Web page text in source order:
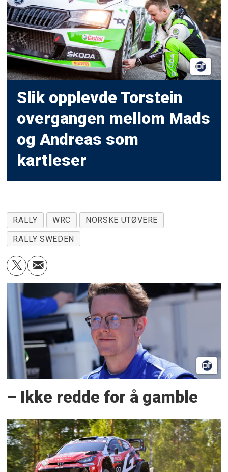
Slik opplevde Torstein
overgangen mellom Mads
og Andreas som
kartleser
RALLY WRC
NORSKE UTØVERE
RALLY SWEDEN
– Ikke redde for å gamble